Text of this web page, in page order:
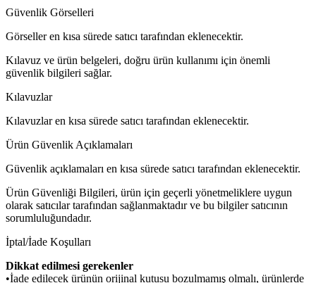
Güvenlik Görselleri
Görseller en kısa sürede satıcı tarafından eklenecektir.
Kılavuz ve ürün belgeleri, doğru ürün kullanımı için önemli
güvenlik bilgileri sağlar.
Kılavuzlar
Kılavuzlar en kısa sürede satıcı tarafından eklenecektir.
Ürün Güvenlik Açıklamaları
Güvenlik açıklamaları en kısa sürede satıcı tarafından eklenecektir.
Ürün Güvenliği Bilgileri, ürün için geçerli yönetmeliklere uygun
olarak satıcılar tarafından sağlanmaktadır ve bu bilgiler satıcının
sorumluluğundadır.
İptal/İade Koşulları
Dikkat edilmesi gerekenler
•İade edilecek ürünün orijinal kutusu bozulmamış olmalı, ürünlerde